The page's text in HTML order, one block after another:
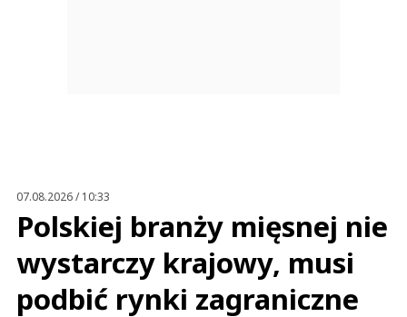
07.08.2026 / 10:33
Polskiej branży mięsnej nie
wystarczy krajowy, musi
podbić rynki zagraniczne